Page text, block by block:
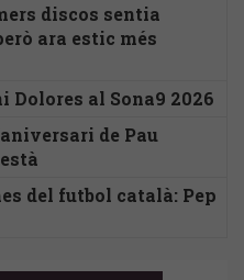
discos sentia
ara estic més
Dolores al Sona9 2026
de Pau
del futbol català: Pep